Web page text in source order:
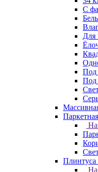
C
Для
Под
Под
Плинтуса